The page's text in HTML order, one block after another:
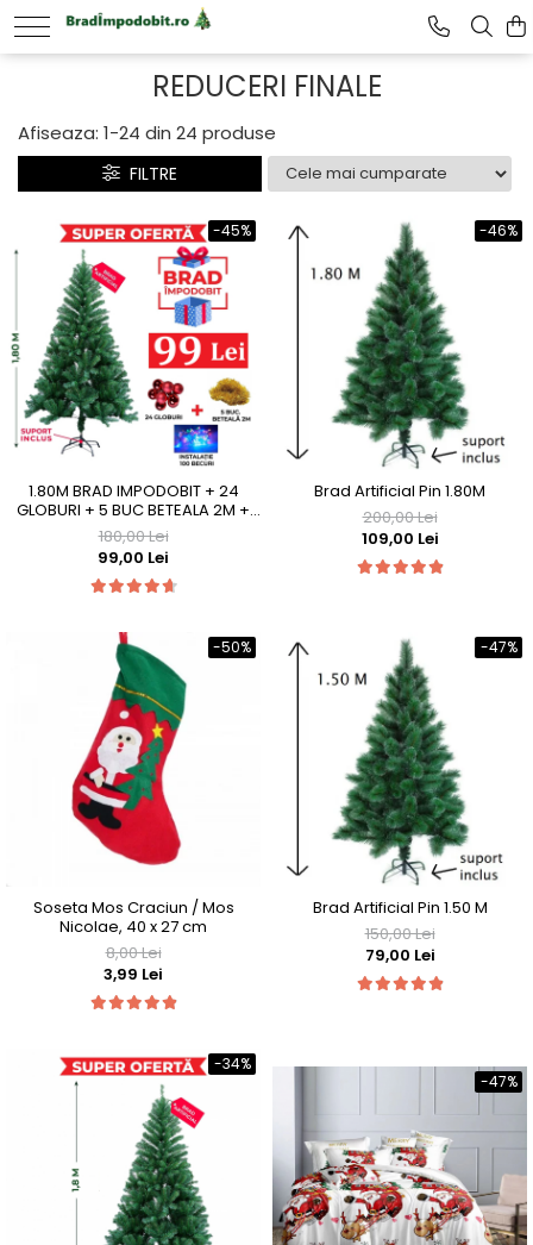
REDUCERI FINALE
Afiseaza: 1-24 din 24 produse
FILTRE
-45%
1.80M BRAD IMPODOBIT + 24
GLOBURI + 5 BUC BETEALA 2M +
INSTALATIE 100LED + SUPORT
METALIC
180,00 Lei
99,00 Lei
-46%
Brad Artificial Pin 1.80M
200,00 Lei
109,00 Lei
-50%
Soseta Mos Craciun / Mos
Nicolae, 40 x 27 cm
8,00 Lei
3,99 Lei
-47%
Brad Artificial Pin 1.50 M
150,00 Lei
79,00 Lei
-34%
-47%